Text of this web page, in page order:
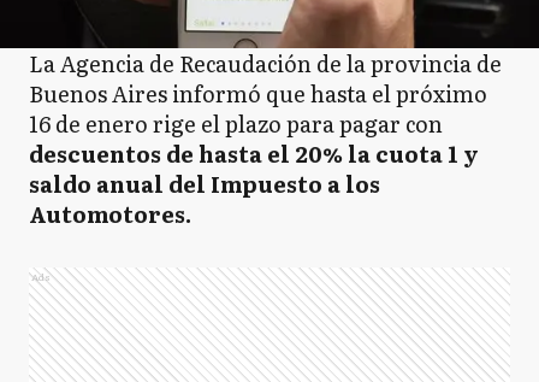
La Agencia de Recaudación de la provincia de
Buenos Aires informó que hasta el próximo
16 de enero rige el plazo para pagar con
descuentos de hasta el 20% la cuota 1 y
saldo anual del Impuesto a los
Automotores.
Ads